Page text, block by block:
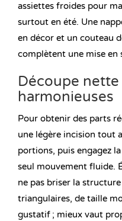
assiettes froides pour
surtout en été. Une
en décor et un couteau
complètent une mise en
Découpe
harmonieuses
Pour obtenir des parts
une légère incision tout
portions, puis engagez
seul mouvement fluide.
ne pas briser la
triangulaires, de taille
gustatif ; mieux vaut